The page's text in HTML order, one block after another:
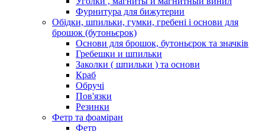
Фурнитура для бижутерии
Обідки, шпильки, гумки, гребені і основи для
брошок (бутоньєрок)
Основи для брошок, бутоньєрок та значків
Гребешки и шпильки
Заколки ( шпильки ) та основи
Краб
Обручі
Пов'язки
Резинки
Фетр та фоаміран
Фетр